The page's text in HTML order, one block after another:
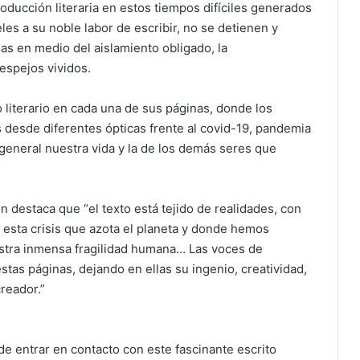
literaria en estos tiempos difíciles generados
a su noble labor de escribir, no se detienen y
en medio del aislamiento obligado, la
vividos.
en cada una de sus páginas, donde los
diferentes ópticas frente al covid-19, pandemia
nuestra vida y la de los demás seres que
destaca que “el texto está tejido de realidades, con
crisis que azota el planeta y donde hemos
inmensa fragilidad humana… Las voces de
páginas, dejando en ellas su ingenio, creatividad,
entrar en contacto con este fascinante escrito